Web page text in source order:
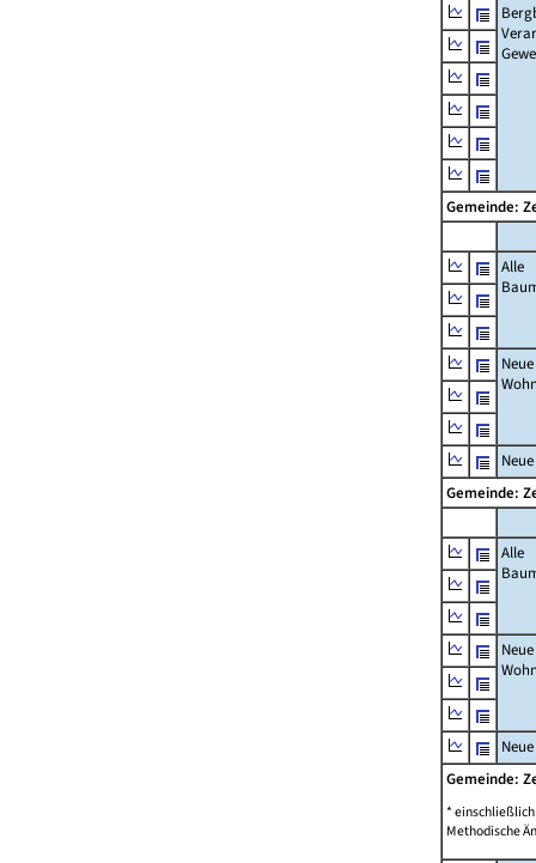
Gemeinde:
Alle
Neue
Gemeinde:
Alle
Neue
Gemeinde:
*
Methodische